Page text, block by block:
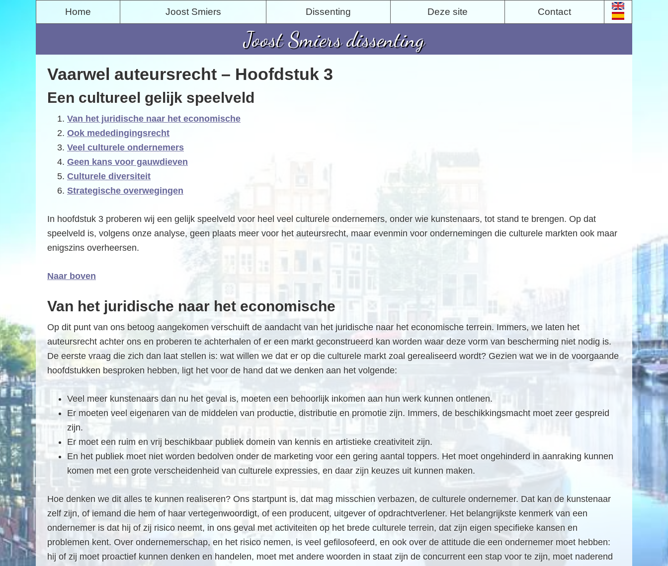
a
t
i
e
Home Joost Smiers Dissenting Deze site Contact
Joost Smiers dissenting
Vaarwel auteursrecht – Hoofdstuk 3
Een cultureel gelijk speelveld
Van het juridische naar het economische
Ook mededingingsrecht
Veel culturele ondernemers
Geen kans voor gauwdieven
Culturele diversiteit
Strategische overwegingen
In hoofdstuk 3 proberen wij een gelijk speelveld voor heel veel culturele ondernemers, onder wie kunstenaars, tot stand te brengen. Op dat
speelveld is, volgens onze analyse, geen plaats meer voor het auteursrecht, maar evenmin voor ondernemingen die culturele markten ook maar
enigszins overheersen.
Naar boven
Van het juridische naar het economische
Op dit punt van ons betoog aangekomen verschuift de aandacht van het juridische naar het economische terrein. Immers, we laten het
auteursrecht achter ons en proberen te achterhalen of er een markt geconstrueerd kan worden waar deze vorm van bescherming niet nodig is.
De eerste vraag die zich dan laat stellen is: wat willen we dat er op die culturele markt zoal gerealiseerd wordt? Gezien wat we in de voorgaande
hoofdstukken besproken hebben, ligt het voor de hand dat we denken aan het volgende:
Veel meer kunstenaars dan nu het geval is, moeten een behoorlijk inkomen aan hun werk kunnen ontlenen.
Er moeten veel eigenaren van de middelen van productie, distributie en promotie zijn. Immers, de beschikkingsmacht moet zeer gespreid
zijn.
Er moet een ruim en vrij beschikbaar publiek domein van kennis en artistieke creativiteit zijn.
En het publiek moet niet worden bedolven onder de marketing voor een gering aantal toppers. Het moet ongehinderd in aanraking kunnen
komen met een grote verscheidenheid van culturele expressies, en daar zijn keuzes uit kunnen maken.
Hoe denken we dit alles te kunnen realiseren? Ons startpunt is, dat mag misschien verbazen, de culturele ondernemer. Dat kan de kunstenaar
zelf zijn, of iemand die hem of haar vertegenwoordigt, of een producent, uitgever of opdrachtverlener. Het belangrijkste kenmerk van een
ondernemer is dat hij of zij risico neemt, in ons geval met activiteiten op het brede culturele terrein, dat zijn eigen specifieke kansen en
problemen kent. Over ondernemerschap, en het risico nemen, is veel gefilosofeerd, en ook over de attitude die een ondernemer moet hebben:
hij of zij moet proactief kunnen denken en handelen, moet met andere woorden in staat zijn de concurrent een stap voor te zijn, moet naderend